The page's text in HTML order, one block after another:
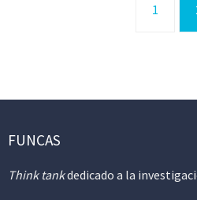
1
FUNCAS
Think tankdedicado a la